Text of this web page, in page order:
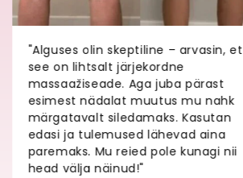
"Alguses olin skeptiline – arvasin, et
see on lihtsalt järjekordne
massaažiseade. Aga juba pärast
esimest nädalat muutus mu nahk
märgatavalt siledamaks. Kasutan
edasi ja tulemused lähevad aina
paremaks. Mu reied pole kunagi nii
head välja näinud!"